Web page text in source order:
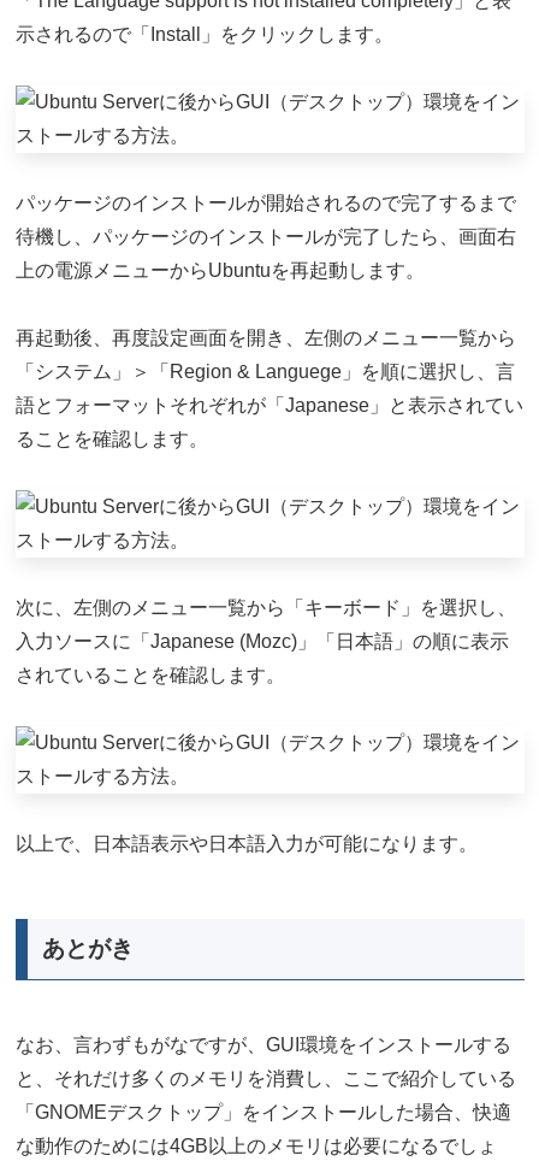
示されるので「Install」をクリックします。
パッケージのインストールが開始されるので完了するまで
待機し、パッケージのインストールが完了したら、画面右
上の電源メニューからUbuntuを再起動します。
再起動後、再度設定画面を開き、左側のメニュー一覧から
「システム」＞「Region & Languege」を順に選択し、言
語とフォーマットそれぞれが「Japanese」と表示されてい
ることを確認します。
次に、左側のメニュー一覧から「キーボード」を選択し、
入力ソースに「Japanese (Mozc)」「日本語」の順に表示
されていることを確認します。
以上で、日本語表示や日本語入力が可能になります。
あとがき
なお、言わずもがなですが、GUI環境をインストールする
と、それだけ多くのメモリを消費し、ここで紹介している
「GNOMEデスクトップ」をインストールした場合、快適
な動作のためには4GB以上のメモリは必要になるでしょ